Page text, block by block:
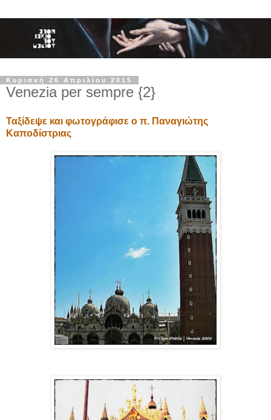
Κυριακή 26 Απριλίου 2015
Venezia per sempre {2}
Ταξίδεψε και φωτογράφισε ο π. Παναγιώτης
Καποδίστριας